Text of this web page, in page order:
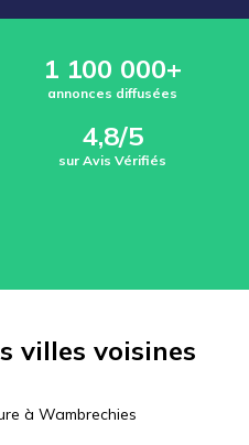
1 100 000+
annonces diffusées
4,8/5
sur Avis Vérifiés
villes voisines
à Wambrechies